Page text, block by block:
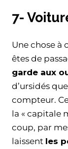
7-
Une chose à
êtes de
garde aux
d’ursidés
compteur.
la « capitale
coup, par
laissent les